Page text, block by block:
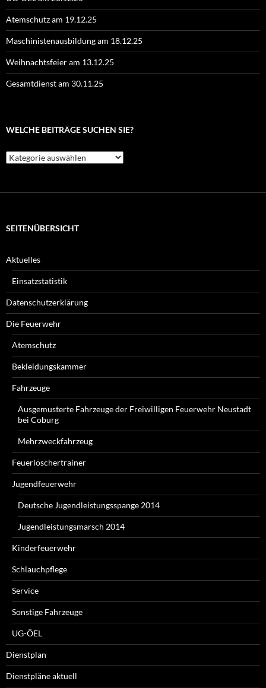
Atemschutz am 19.12.25
Maschinistenausbildung am 18.12.25
Weihnachtsfeier am 13.12.25
Gesamtdienst am 30.11.25
WELCHE BEITRÄGE SUCHEN SIE?
Welche
Beiträge
SEITENÜBERSICHT
Aktuelles
Einsatzstatistik
Datenschutzerklärung
Die Feuerwehr
Atemschutz
Bekleidungskammer
Fahrzeuge
Ausgemusterte Fahrzeuge der Freiwilligen Feuerwehr Neustadt
bei Coburg
Mehrzweckfahrzeug
Feuerlöschertrainer
Jugendfeuerwehr
Deutsche Jugendleistungsspange 2014
Jugendleistungsmarsch 2014
Kinderfeuerwehr
Schlauchpflege
Service
Sonstige Fahrzeuge
UG-ÖEL
Dienstplan
Dienstpläne aktuell